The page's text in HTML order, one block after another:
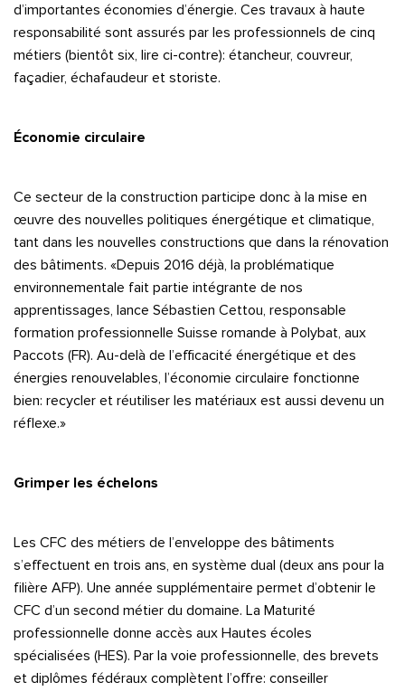
d’importantes économies d’énergie. Ces travaux à haute
responsabilité sont assurés par les professionnels de cinq
métiers (bientôt six, lire ci-contre): étancheur, couvreur,
façadier, échafaudeur et storiste.
Économie circulaire
Ce secteur de la construction participe donc à la mise en
œuvre des nouvelles politiques énergétique et climatique,
tant dans les nouvelles constructions que dans la rénovation
des bâtiments. «Depuis 2016 déjà, la problématique
environnementale fait partie intégrante de nos
apprentissages, lance Sébastien Cettou, responsable
formation professionnelle Suisse romande à Polybat, aux
Paccots (FR). Au-delà de l’efficacité énergétique et des
énergies renouvelables, l’économie circulaire fonctionne
bien: recycler et réutiliser les matériaux est aussi devenu un
réflexe.»
Grimper les échelons
Les CFC des métiers de l’enveloppe des bâtiments
s’effectuent en trois ans, en système dual (deux ans pour la
filière AFP). Une année supplémentaire permet d’obtenir le
CFC d’un second métier du domaine. La Maturité
professionnelle donne accès aux Hautes écoles
spécialisées (HES). Par la voie professionnelle, des brevets
et diplômes fédéraux complètent l’offre: conseiller